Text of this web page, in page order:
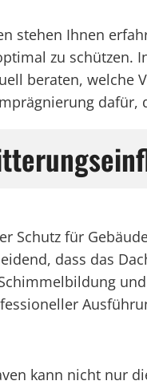
stehen Ihnen
zu
beraten, welche
dafür,
Schutz für
dass das
kann nicht nur